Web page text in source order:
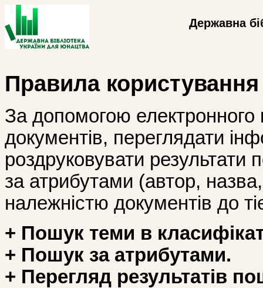
Державна
Правила
За допомогою
документів, переглядати
роздруковувати
за атрибутами (автор, назва,
належністю документів до
+ Пошук теми в
+ Пошук за атрибутами.
+ Перегляд результатів